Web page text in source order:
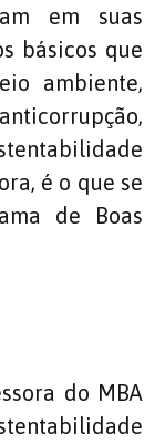
em suas
básicos que
ambiente,
é o que se
de Boas
do MBA